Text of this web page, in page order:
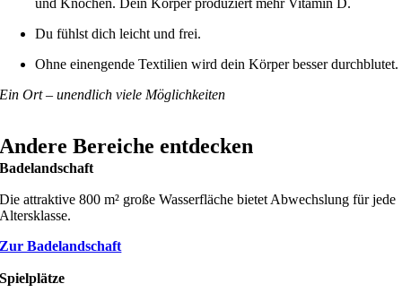
und Knochen. Dein Körper produziert mehr Vitamin D.
Du fühlst dich leicht und frei.
Ohne einengende Textilien wird dein Körper besser durchblutet.
Ein Ort – unendlich viele Möglichkeiten
Andere Bereiche entdecken
Badelandschaft
Die attraktive 800 m² große Wasserfläche bietet Abwechslung für jede
Altersklasse.
Zur Badelandschaft
Spielplätze